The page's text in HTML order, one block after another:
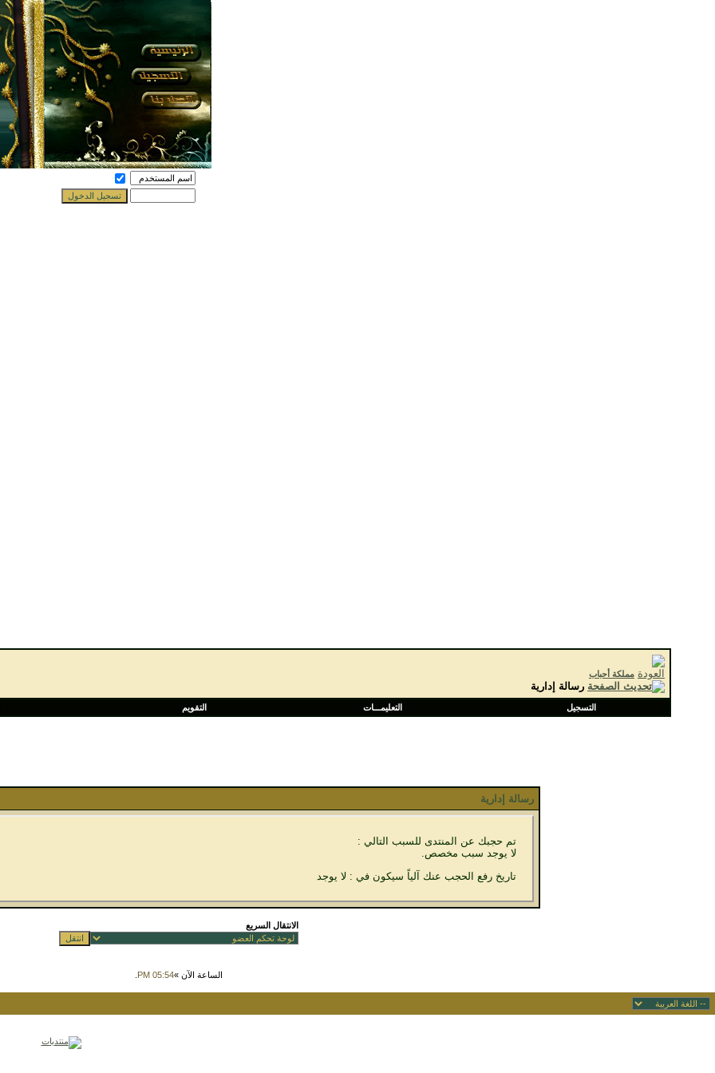
مملكة أحباب
رسالة إدارية
التسجيل التعليمـــات التقويم
رسالة إدارية
تم حجبك عن المنتدى للسبب التالي :
لا يوجد سبب مخصص.
تاريخ رفع الحجب عنك آلياً سيكون في : لا يوجد
الانتقال السريع
الساعة الآن »05:54 PM